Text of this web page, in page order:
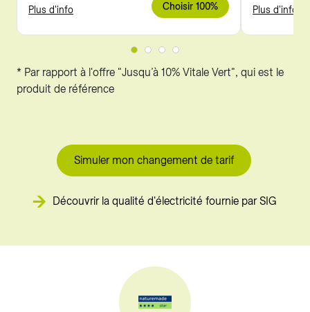
Plus d'info Choisir 100% Plus d'info
* Par rapport à l'offre "Jusqu’à 10% Vitale Vert", qui est le
produit de référence
Simuler mon changement de tarif
Découvrir la qualité d'électricité fournie par SIG